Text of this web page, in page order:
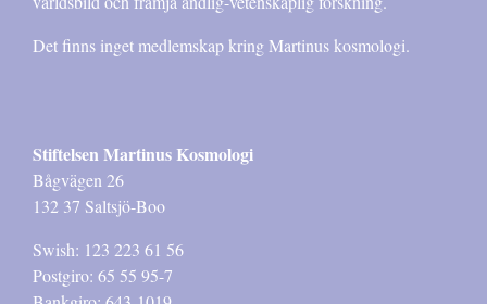
Det finns inget medlemskap kring Martinus kosmologi.
Stiftelsen Martinus Kosmologi
Bågvägen 26
132 37 Saltsjö-Boo
Swish: 123 223 61 56
Postgiro: 65 55 95-7